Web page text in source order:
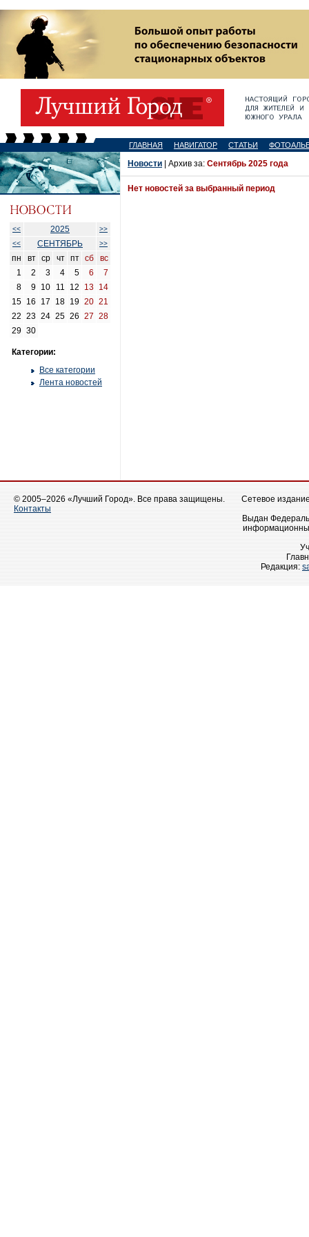
ГЛАВНАЯ НАВИГАТОР СТАТЬИ
<< 2025
>>
<<
СЕНТЯБРЬ >>
пн вт ср чт пт сб
вс
1
2 3 4 5 6
7
8
9 10 11 12 13 14
15 16 17 18 19 20 21
22 23 24 25 26 27 28
29 30
Категории:
Все категории
Лента новостей
Новости | Архив за: Сентябрь 2025 года
Нет новостей за выбранный период
© 2005–2026 «Лучший Город». Все права защищены.
Контакты
Сетевое
Выдан
Редакция: